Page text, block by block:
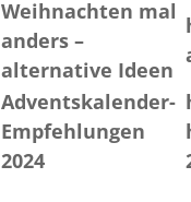
Weihnachten mal
anders –
alternative Ideen
Adventskalender-
Empfehlungen
2024